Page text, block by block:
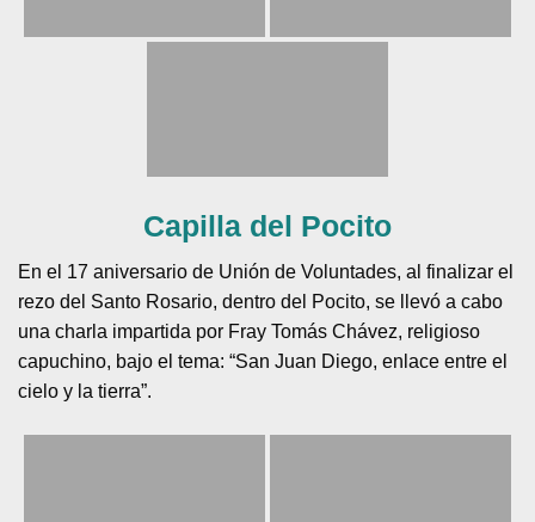
Capilla del Pocito
En el 17 aniversario de Unión de Voluntades, al finalizar el
rezo del Santo Rosario, dentro del Pocito, se llevó a cabo
una charla impartida por Fray Tomás Chávez, religioso
capuchino, bajo el tema: “San Juan Diego, enlace entre el
cielo y la tierra”.